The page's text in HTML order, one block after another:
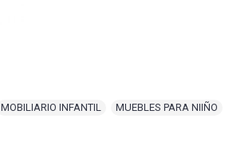
MOBILIARIO INFANTIL MUEBLES PARA NIIÑO